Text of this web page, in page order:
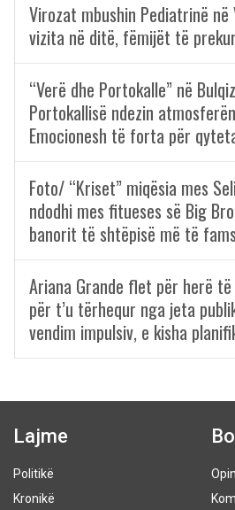
Virozat mbushin Pediatrinë
vizita në ditë, fëmijët të
“Verë dhe Portokalle” në
Portokallisë ndezin
Emocionesh të forta për
Foto/ “Kriset” miqësia mes
ndodhi mes fitueses së Big
banorit të shtëpisë më të
Ariana Grande flet për herë
për t’u tërhequr nga jeta
vendim impulsiv, e kisha
Lajme
Politikë
Kronikë